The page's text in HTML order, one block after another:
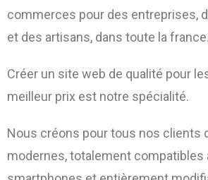
commerces pour des entreprises,
et des artisans, dans toute la france.
Créer un site web de qualité pour
meilleur prix est notre spécialité.
Nous créons pour tous nos clients
modernes, totalement compatibles